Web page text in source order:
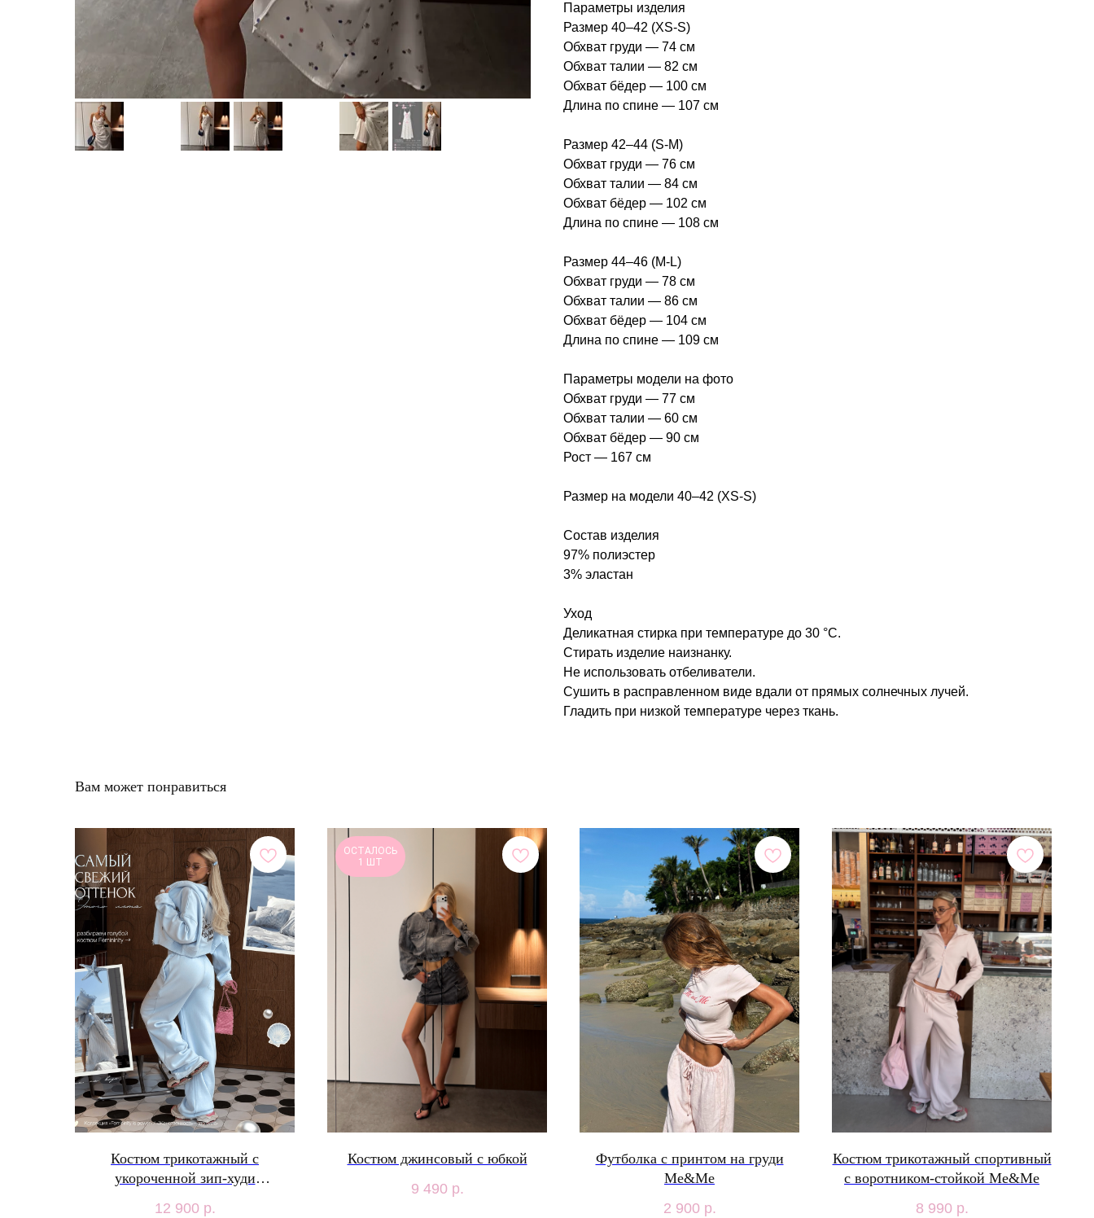
Параметры изделия
Размер 40–42 (XS-S)
Обхват груди — 74 см
Обхват талии — 82 см
Обхват бёдер — 100 см
Длина по спине — 107 см
Размер 42–44 (S-M)
Обхват груди — 76 см
Обхват талии — 84 см
Обхват бёдер — 102 см
Длина по спине — 108 см
Размер 44–46 (M-L)
Обхват груди — 78 см
Обхват талии — 86 см
Обхват бёдер — 104 см
Длина по спине — 109 см
Параметры модели на фото
Обхват груди — 77 см
Обхват талии — 60 см
Обхват бёдер — 90 см
Рост — 167 см
Размер на модели 40–42 (XS-S)
Состав изделия
97% полиэстер
3% эластан
Уход
Деликатная стирка при температуре до 30 °C.
Стирать изделие наизнанку.
Не использовать отбеливатели.
Сушить в расправленном виде вдали от прямых солнечных лучей.
Гладить при низкой температуре через ткань.
Вам может понравиться
Костюм трикотажный с
укороченной зип-худи
12 900 р.
ОСТАЛОСЬ
1 ШТ
Костюм джинсовый с юбкой
9 490 р.
Футболка с принтом на груди
Me&Me
2 900 р.
Костюм трикотажный спортивный
с воротником-стойкой Me&Me
8 990 р.